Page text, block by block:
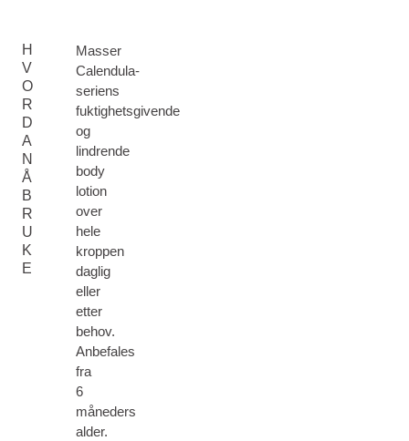
H
V
O
R
D
A
N
Å
B
R
U
K
E
Masser
Calendula-
seriens
fuktighetsgivende
og
lindrende
body
lotion
over
hele
kroppen
daglig
eller
etter
behov.
Anbefales
fra
6
måneders
alder.